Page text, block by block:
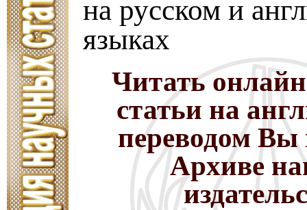
на русском и
языках
Читать
статьи на
переводом Вы
Архиве